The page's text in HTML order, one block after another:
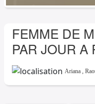
FEMME DE
PAR JOUR A
Ariana ,